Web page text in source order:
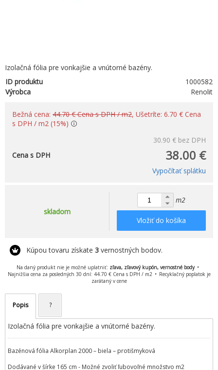
Izolačná fólia pre vonkajšie a vnútorné bazény.
ID produktu
1000582
Výrobca
Renolit
Bežná cena: 44.70 € Cena s DPH / m2, Ušetríte: 6.70 € Cena
s DPH / m2 (15%)
30.90 € bez DPH
38.00 €
Cena s DPH
Vypočítať splátku
skladom
m2
Vložiť do košíka
Kúpou tovaru získate 3 vernostných bodov.
Na daný produkt nie je možné uplatniť: zľava, zľavový kupón, vernostné body
Najnižšia cena za posledných 30 dní: 44.70 € Cena s DPH / m2
Recyklačný poplatok je
zarátaný v cene
Popis ?
Izolačná fólia pre vonkajšie a vnútorné bazény.
Bazénová fólia Alkorplan 2000 – biela – protišmyková
Dodávané v šírke 165 cm - Možné zvoliť ľubovoľné množstvo m2